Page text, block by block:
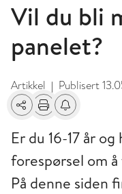
Vil du bli
panelet?
Artikkel | Publisert
Del Skriv utFå varsel om
Er du 16-17 år
forespørsel om
På denne siden